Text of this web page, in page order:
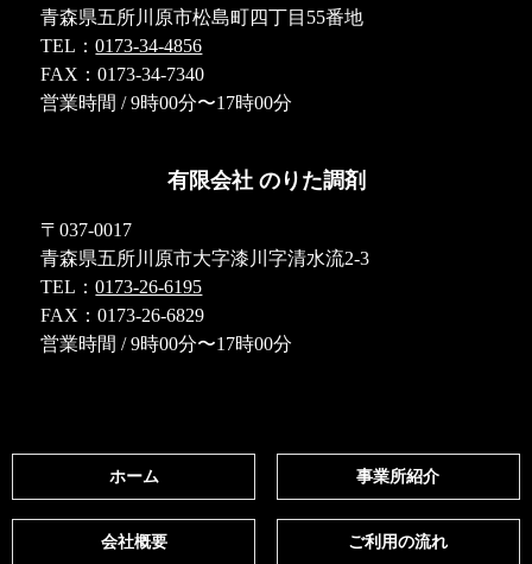
青森県五所川原市松島町四丁目55番地
TEL：0173-34-4856
FAX：0173-34-7340
営業時間 / 9時00分〜17時00分
有限会社 のりた調剤
〒037-0017
青森県五所川原市大字漆川字清水流2-3
TEL：0173-26-6195
FAX：0173-26-6829
営業時間 / 9時00分〜17時00分
ホーム 事業所紹介
会社概要 ご利用の流れ